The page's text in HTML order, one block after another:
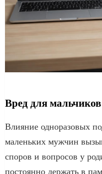
Вред для мальчиков
Влияние одноразовых
маленьких мужчин
споров и вопросов у
постоянно держать в